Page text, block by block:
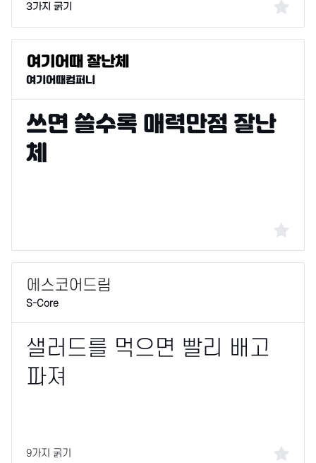
3가지 굵기
여기어때컴퍼니
S-Core
9가지 굵기